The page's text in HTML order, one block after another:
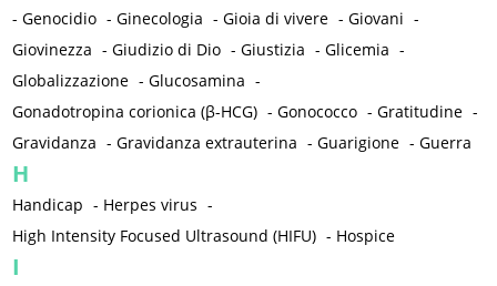
-Genocidio -Ginecologia -Gioia di vivere -Giovani -
Giovinezza -Giudizio di Dio -Giustizia -Glicemia -
Globalizzazione -Glucosamina -
Gonadotropina corionica (β-HCG) -Gonococco -Gratitudine -
Gravidanza -Gravidanza extrauterina -Guarigione -Guerra
H
Handicap - Herpes virus -
High Intensity Focused Ultrasound (HIFU) - Hospice
I